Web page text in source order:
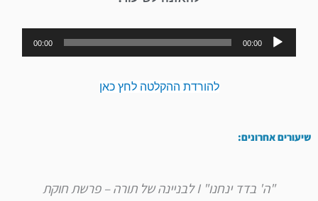
נגן
אודיו
00:00
00:00
להורדת ההקלטה לחץ כאן
שיעורים אחרונים:
"ה' בדד ינחנו" I לבניינה של תורה – פרשת חוקת